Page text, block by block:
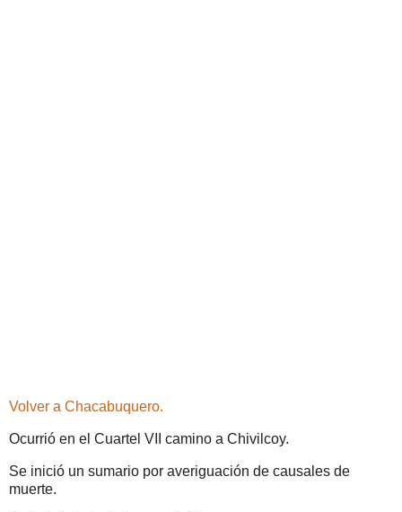
Volver a Chacabuquero.
Ocurrió en el Cuartel VII camino a Chivilcoy.
Se inició un sumario por averiguación de causales de
muerte.